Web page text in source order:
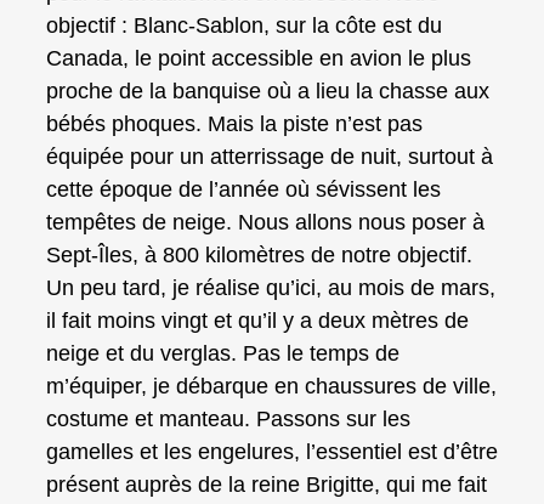
objectif : Blanc‑Sablon, sur la côte est du
Canada, le point accessible en avion le plus
proche de la banquise où a lieu la chasse aux
bébés phoques. Mais la piste n’est pas
équipée pour un atterrissage de nuit, surtout à
cette époque de l’année où sévissent les
tempêtes de neige. Nous allons nous poser à
Sept‑Îles, à 800 kilomètres de notre objectif.
Un peu tard, je réalise qu’ici, au mois de mars,
il fait moins vingt et qu’il y a deux mètres de
neige et du verglas. Pas le temps de
m’équiper, je débarque en chaussures de ville,
costume et manteau. Passons sur les
gamelles et les engelures, l’essentiel est d’être
présent auprès de la reine Brigitte, qui me fait